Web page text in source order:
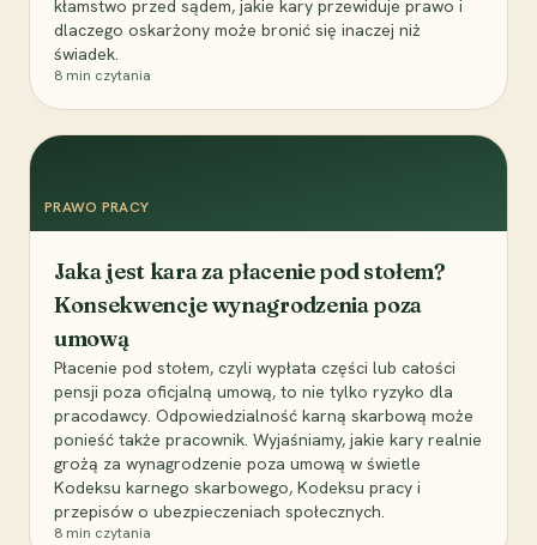
kłamstwo przed sądem, jakie kary przewiduje prawo i
dlaczego oskarżony może bronić się inaczej niż
świadek.
8 min czytania
PRAWO PRACY
Jaka jest kara za płacenie pod stołem?
Konsekwencje wynagrodzenia poza
umową
Płacenie pod stołem, czyli wypłata części lub całości
pensji poza oficjalną umową, to nie tylko ryzyko dla
pracodawcy. Odpowiedzialność karną skarbową może
ponieść także pracownik. Wyjaśniamy, jakie kary realnie
grożą za wynagrodzenie poza umową w świetle
Kodeksu karnego skarbowego, Kodeksu pracy i
przepisów o ubezpieczeniach społecznych.
8 min czytania